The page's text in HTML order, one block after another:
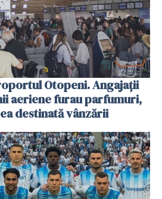
Otopeni. Angajații
aeriene furau parfumuri,
destinată vânzării